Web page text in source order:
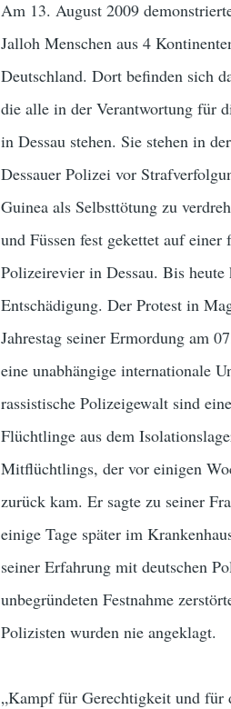
Am 13. August 2009
Jalloh Menschen aus 4
Deutschland. Dort befinden sich
die alle in der Verantwortung für
in Dessau stehen. Sie stehen in
Dessauer Polizei vor
Guinea als Selbsttötung zu
und Füssen fest gekettet auf
Polizeirevier in Dessau. Bis
Entschädigung. Der Protest in
Jahrestag seiner Ermordung am
eine unabhängige internationale
rassistische Polizeigewalt sind
Flüchtlinge aus dem
Mitflüchtlings, der vor einigen
zurück kam. Er sagte zu seiner
einige Tage später im
seiner Erfahrung mit deutschen
unbegründeten Festnahme
Polizisten wurden nie angeklagt.
„Kampf für Gerechtigkeit und für